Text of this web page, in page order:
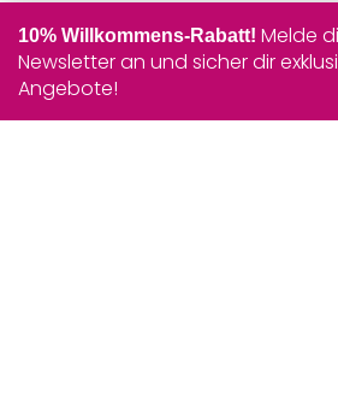
10% Willkommens-Rabatt! Melde
Newsletter an und sicher dir
Angebote!